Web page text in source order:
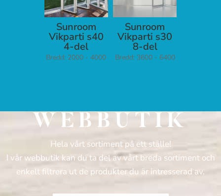
Sunroom
Vikparti s40
4-del
Bredd: 2000 - 4000
Sunroom
Vikparti s30
8-del
Bredd: 3600 - 6400
WEBBUTIK
Hela vårt sortiment på ett ställe!
I vår webbutik kan du ta del av vårt breda sortiment och
enkelt filtrera ut de produkter du är intresserad av.